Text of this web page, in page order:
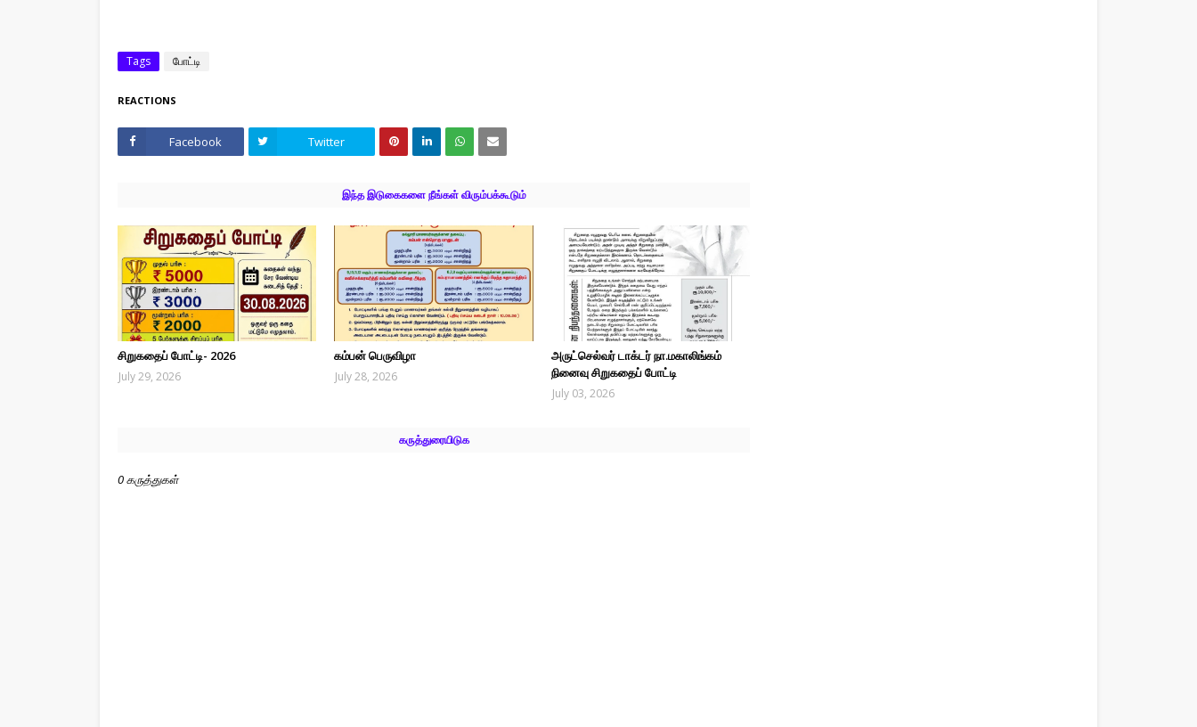
Tags போட்டி
REACTIONS
Facebook Twitter
இந்த இடுகைகளை நீங்கள் விரும்பக்கூடும்
சிறுகதைப் போட்டி- 2026
July 29, 2026
கம்பன் பெருவிழா
July 28, 2026
அருட்செல்வர் டாக்டர் நா.மகாலிங்கம்
நினைவு சிறுகதைப் போட்டி
July 03, 2026
கருத்துரையிடுக
0 கருத்துகள்